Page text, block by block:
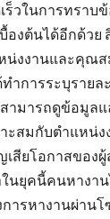
ร็วในการทราบ
บื้องต้นได้อีกด้ว
น่งงานและคุณ
ำการระบุรายล
ามารถดูข้อมูลแ
ะสมกับตำแหน่ง
เสียโอกาสของ
นยุคนี้คนหางา
ารหางานผ่านโ